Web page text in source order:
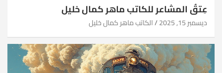
عِتقُ المشاعر للكاتب ماهر كمال خليل
ديسمبر 15, 2025 الكاتب ماهر كمال خليل